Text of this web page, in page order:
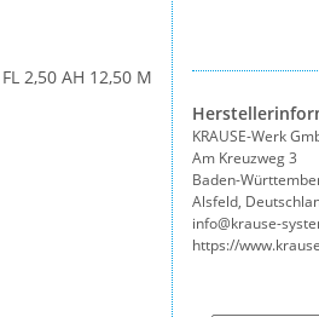
KRAUSE-Werk
Am Kreuzweg 3
Baden-
Alsfeld,
info@krause-
https://